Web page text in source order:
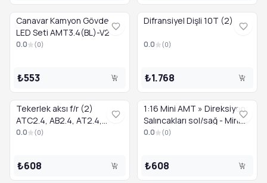
Canavar Kamyon Gövde
LED Seti AMT3.4(BL)-V2
0.0 (0)
₺553
Difransiyel Dişli 10T (2)
0.0 (0)
₺1.768
Tekerlek aksı f/r (2)
ATC2.4, AB2.4, AT2.4,
AMT2.4 için uygundur
0.0 (0)
₺608
1:16 Mini AMT » Direksiyon
Salıncakları sol/sağ - Mini
AMT
0.0 (0)
₺608